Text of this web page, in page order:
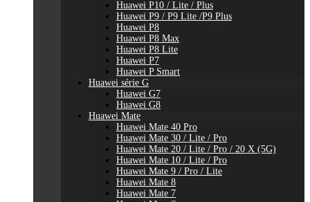
Huawei P10 / Lite / Plus
Huawei P9 / P9 Lite /P9 Plus
Huawei P8
Huawei P8 Max
Huawei P8 Lite
Huawei P7
Huawei P Smart
Huawei série G
Huawei G7
Huawei G8
Huawei Mate
Huawei Mate 40 Pro
Huawei Mate 30 / Lite / Pro
Huawei Mate 20 / Lite / Pro / 20 X (5G)
Huawei Mate 10 / Lite / Pro
Huawei Mate 9 / Pro / Lite
Huawei Mate 8
Huawei Mate 7